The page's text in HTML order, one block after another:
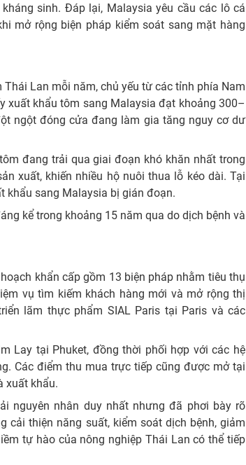
sinh. Đáp lại, Malaysia yêu cầu các lô cá
mở rộng biện pháp kiểm soát sang mặt hàng
Lan mỗi năm, chủ yếu từ các tỉnh phía Nam
xuất khẩu tôm sang Malaysia đạt khoảng 300–
ngột đóng cửa đang làm gia tăng nguy cơ dư
đang trải qua giai đoạn khó khăn nhất trong
xuất, khiến nhiều hộ nuôi thua lỗ kéo dài. Tại
khẩu sang Malaysia bị gián đoạn.
kể trong khoảng 15 năm qua do dịch bệnh và
khẩn cấp gồm 13 biện pháp nhằm tiêu thụ
vụ tìm kiếm khách hàng mới và mở rộng thị
lãm thực phẩm SIAL Paris tại Paris và các
Lay tại Phuket, đồng thời phối hợp với các hệ
Các điểm thu mua trực tiếp cũng được mở tại
xuất khẩu.
nguyên nhân duy nhất nhưng đã phơi bày rõ
cải thiện năng suất, kiểm soát dịch bệnh, giảm
tự hào của nông nghiệp Thái Lan có thể tiếp